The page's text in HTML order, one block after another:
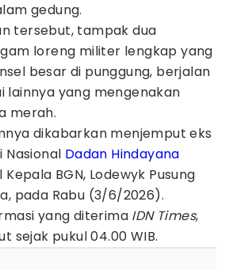
gedung.
tersebut, tampak dua
loreng militer lengkap yang
besar di punggung, berjalan
lainnya yang mengenakan
merah.
dikabarkan menjemput eks
Nasional Dadan Hindayana
BGN, Lodewyk Pusung
pada Rabu (3/6/2026).
yang diterima IDN Times,
sejak pukul 04.00 WIB.